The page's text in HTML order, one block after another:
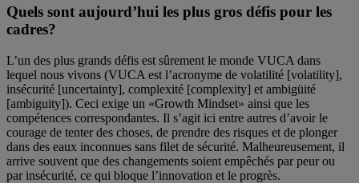
Quels sont aujourd’hui les plus gros défis pour les
cadres?
L’un des plus grands défis est sûrement le monde VUCA dans
lequel nous vivons (VUCA est l’acronyme de volatilité [volatility],
insécurité [uncertainty], complexité [complexity] et ambigüité
[ambiguity]). Ceci exige un «Growth Mindset» ainsi que les
compétences correspondantes. Il s’agit ici entre autres d’avoir le
courage de tenter des choses, de prendre des risques et de plonger
dans des eaux inconnues sans filet de sécurité. Malheureusement, il
arrive souvent que des changements soient empêchés par peur ou
par insécurité, ce qui bloque l’innovation et le progrès.